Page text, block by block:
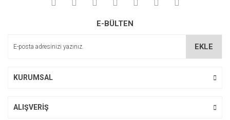
Ürün açıklamasında eksik bilgiler bulunuyor.
E-BÜLTEN
EKLE
KURUMSAL
ALIŞVERİŞ